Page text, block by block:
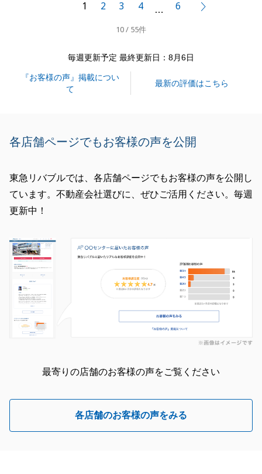
何卒、よろしくお願いいたします。
1 2 3 4 … 6
10 / 55件
毎週更新予定 最終更新日：8月6日
『お客様の声』掲載につい
て
最新の評価はこちら
各店舗ページでもお客様の声を公開
東急リバブルでは、各店舗ページでもお客様の声を公開し
ています。不動産会社選びに、ぜひご活用ください。毎週
更新中！
最寄りの店舗のお客様の声をご覧ください
各店舗のお客様の声をみる